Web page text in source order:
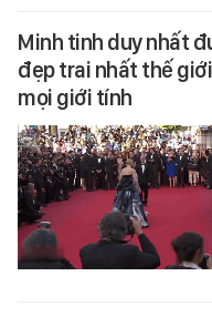
Minh tinh duy nhất
đẹp trai nhất thế
mọi giới tính